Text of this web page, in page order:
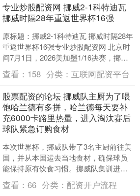
专业炒股配资网 挪威2-1科特迪瓦
挪威时隔28年重返世界杯16强
原标题：挪威2-1科特迪瓦 挪威时隔28年
重返世界杯16强专业炒股配资网 北京时
间7月1日，2026美加墨1/16决赛，挪威2-
1战胜，挪威时隔28年重返世界杯....
查看： 158 分类：互联网配资平台
股票配资的论坛 挪威队主厨为了喂
饱哈兰德有多拼，哈兰德每天要补
充6000卡路里热量，进入淘汰赛后
球队紧急订购食材
本次世界杯，挪威队带了3名主厨前往美
国，并从本国运去当地食材，确保球员
能保持原有饮食习惯。挪威队集训进入
第29天时，挪威足协主席及其他官员莅
临时，这意味着挪威队....
查看：66 分类： 配资开户流程